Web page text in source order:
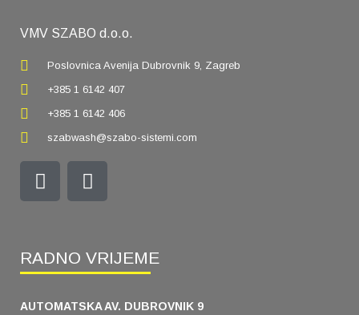
VMV SZABO d.o.o.
Poslovnica Avenija Dubrovnik 9, Zagreb
+385 1 6142 407
+385 1 6142 406
szabwash@szabo-sistemi.com
RADNO VRIJEME
AUTOMATSKA AV. DUBROVNIK 9